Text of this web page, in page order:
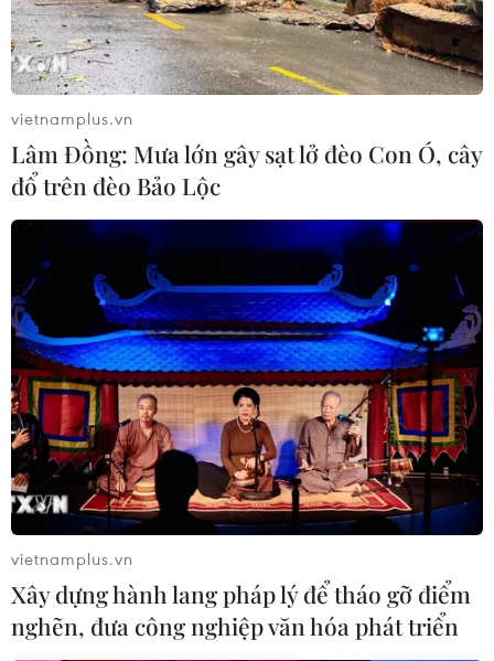
vietnamplus.vn
Lâm Đồng: Mưa lớn gây sạt lở đèo Con Ó, cây
đổ trên đèo Bảo Lộc
vietnamplus.vn
Xây dựng hành lang pháp lý để tháo gỡ điểm
nghẽn, đưa công nghiệp văn hóa phát triển